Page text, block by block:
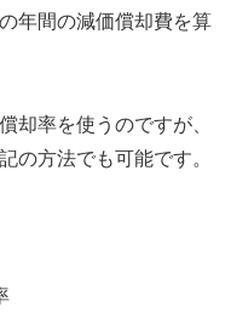
年間の減価償却費を算
却率を使うのですが、
の方法でも可能です。